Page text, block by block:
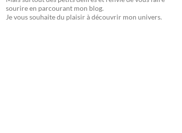
sourire en parcourant mon blog.
Je vous souhaite du plaisir à découvrir mon univers.